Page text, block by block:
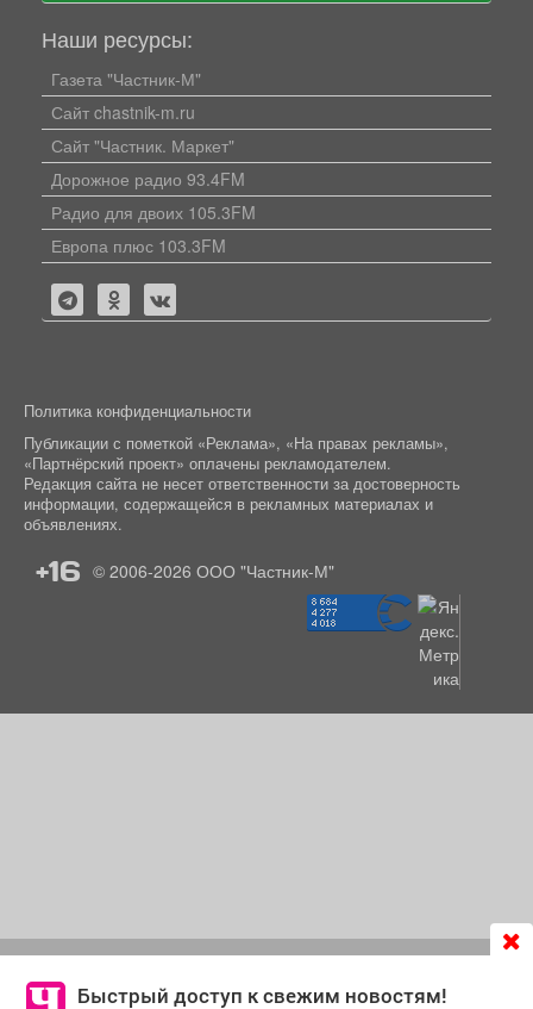
Быстрый доступ к свежим новостям!
согласие на обработку файлов cookie, которые
Наши ресурсы:
Газета "Частник-М"
Сайт chastnik-m.ru
Сайт "Частник. Маркет"
Дорожное радио 93.4FM
Радио для двоих 105.3FM
Европа плюс 103.3FM
Политика конфиденциальности
Публикации с пометкой «Реклама», «На правах рекламы»,
«Партнёрский проект» оплачены рекламодателем.
Редакция сайта не несет ответственности за достоверность
информации, содержащейся в рекламных материалах и
объявлениях.
+16 © 2006-2026 ООО "Частник-М"